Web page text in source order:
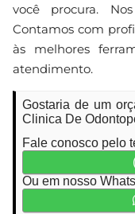
você procura.
Contamos com
às melhores
atendimento.
Gostaria de um
Clinica De
Fale conosco pelo
Ou em nosso